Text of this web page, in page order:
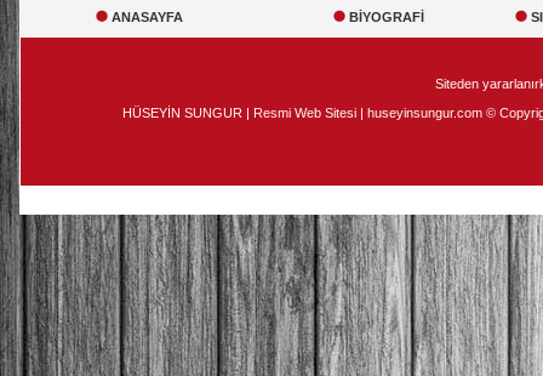
ANASAYFA BİYOGRAFİ
Siteden
HÜSEYİN SUNGUR | Resmi Web Sitesi | huseyinsungur.com ©